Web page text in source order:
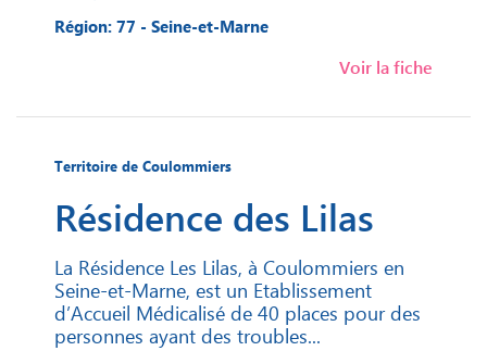
Région: 77 - Seine-et-Marne
Voir la fiche
Territoire de Coulommiers
Résidence des Lilas
La Résidence Les Lilas, à Coulommiers en
Seine-et-Marne, est un Etablissement
d’Accueil Médicalisé de 40 places pour des
personnes ayant des troubles...